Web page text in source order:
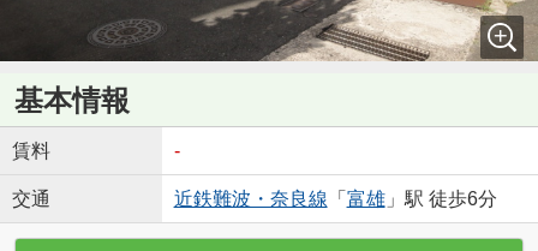
基本情報
賃料 -
交通 近鉄難波・奈良線 「 富雄」駅 徒歩6分